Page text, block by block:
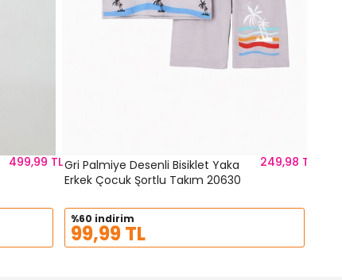
499,99 TLGri Palmiye Desenli Bisiklet Yaka
Erkek Çocuk Şortlu Takım 20630
249,98 TL
%60 indirim
99,99 TL